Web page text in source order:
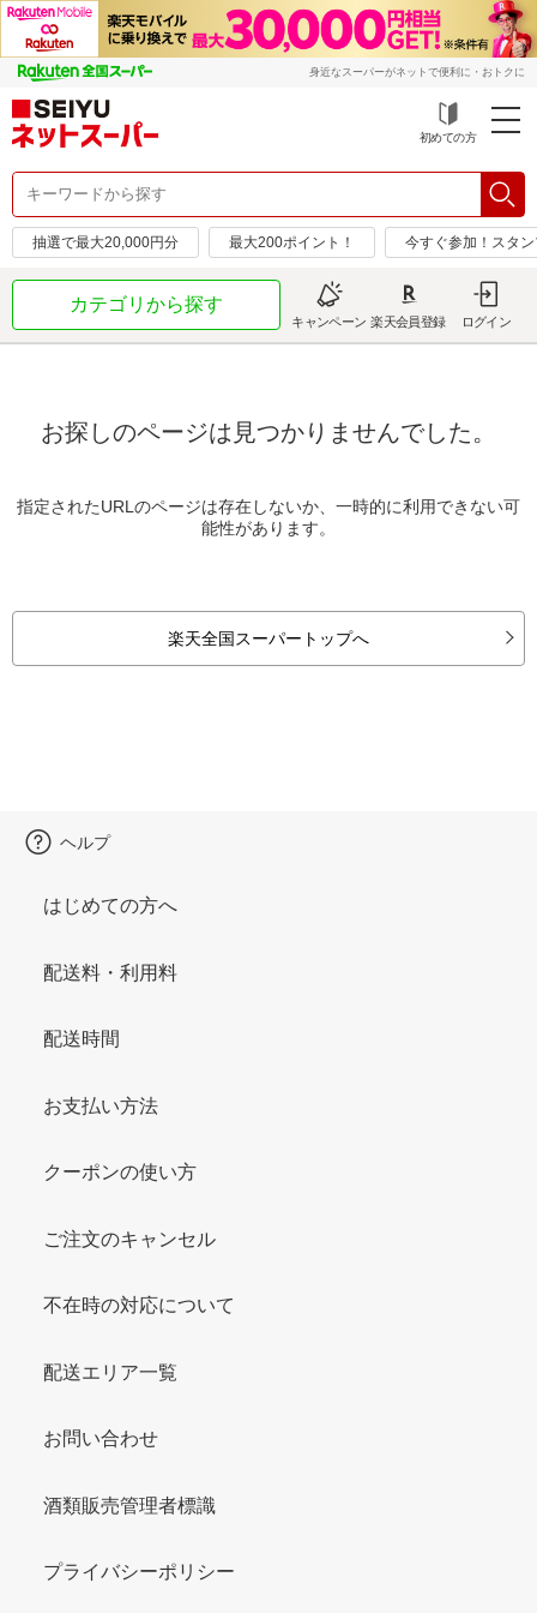
身近なスーパーがネットで便利に・おトクに
初めての方
抽選で最大20,000円分 最大200ポイント！ 今すぐ参加！スタ
カテゴリから探す
キャンペーン 楽天会員登録 ログイン
お探しのページは見つかりませんでした。
指定されたURLのページは存在しないか、一時的に利用できない可
能性があります。
楽天全国スーパートップへ
ヘルプ
はじめての方へ
配送料・利用料
配送時間
お支払い方法
クーポンの使い方
ご注文のキャンセル
不在時の対応について
配送エリア一覧
お問い合わせ
酒類販売管理者標識
プライバシーポリシー